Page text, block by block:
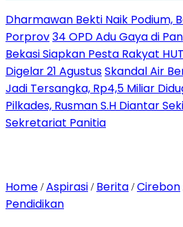
Dharmawan Bekti Naik Podium,
Porprov34 OPD Adu Gaya di
Bekasi Siapkan Pesta Rakyat
Digelar 21 AgustusSkandal Air
Jadi Tersangka, Rp4,5 Miliar
Pilkades, Rusman S.H Diantar
Sekretariat Panitia
Home /Aspirasi / Berita /Cirebon
Pendidikan